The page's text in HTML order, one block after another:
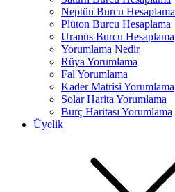
Neptün Burcu Hesaplama
Plüton Burcu Hesaplama
Uranüs Burcu Hesaplama
Yorumlama Nedir
Rüya Yorumlama​
Fal Yorumlama
Kader Matrisi Yorumlama​
Solar Harita Yorumlama​
Burç Haritası Yorumlama
Üyelik